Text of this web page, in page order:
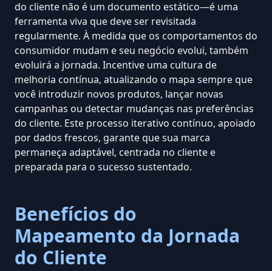
do cliente não é um documento estático—é uma
ferramenta viva que deve ser revisitada
regularmente. À medida que os comportamentos do
consumidor mudam e seu negócio evolui, também
evoluirá a jornada. Incentive uma cultura de
melhoria contínua, atualizando o mapa sempre que
você introduzir novos produtos, lançar novas
campanhas ou detectar mudanças nas preferências
do cliente. Este processo iterativo contínuo, apoiado
por dados frescos, garante que sua marca
permaneça adaptável, centrada no cliente e
preparada para o sucesso sustentado.
Benefícios do
Mapeamento da Jornada
do Cliente